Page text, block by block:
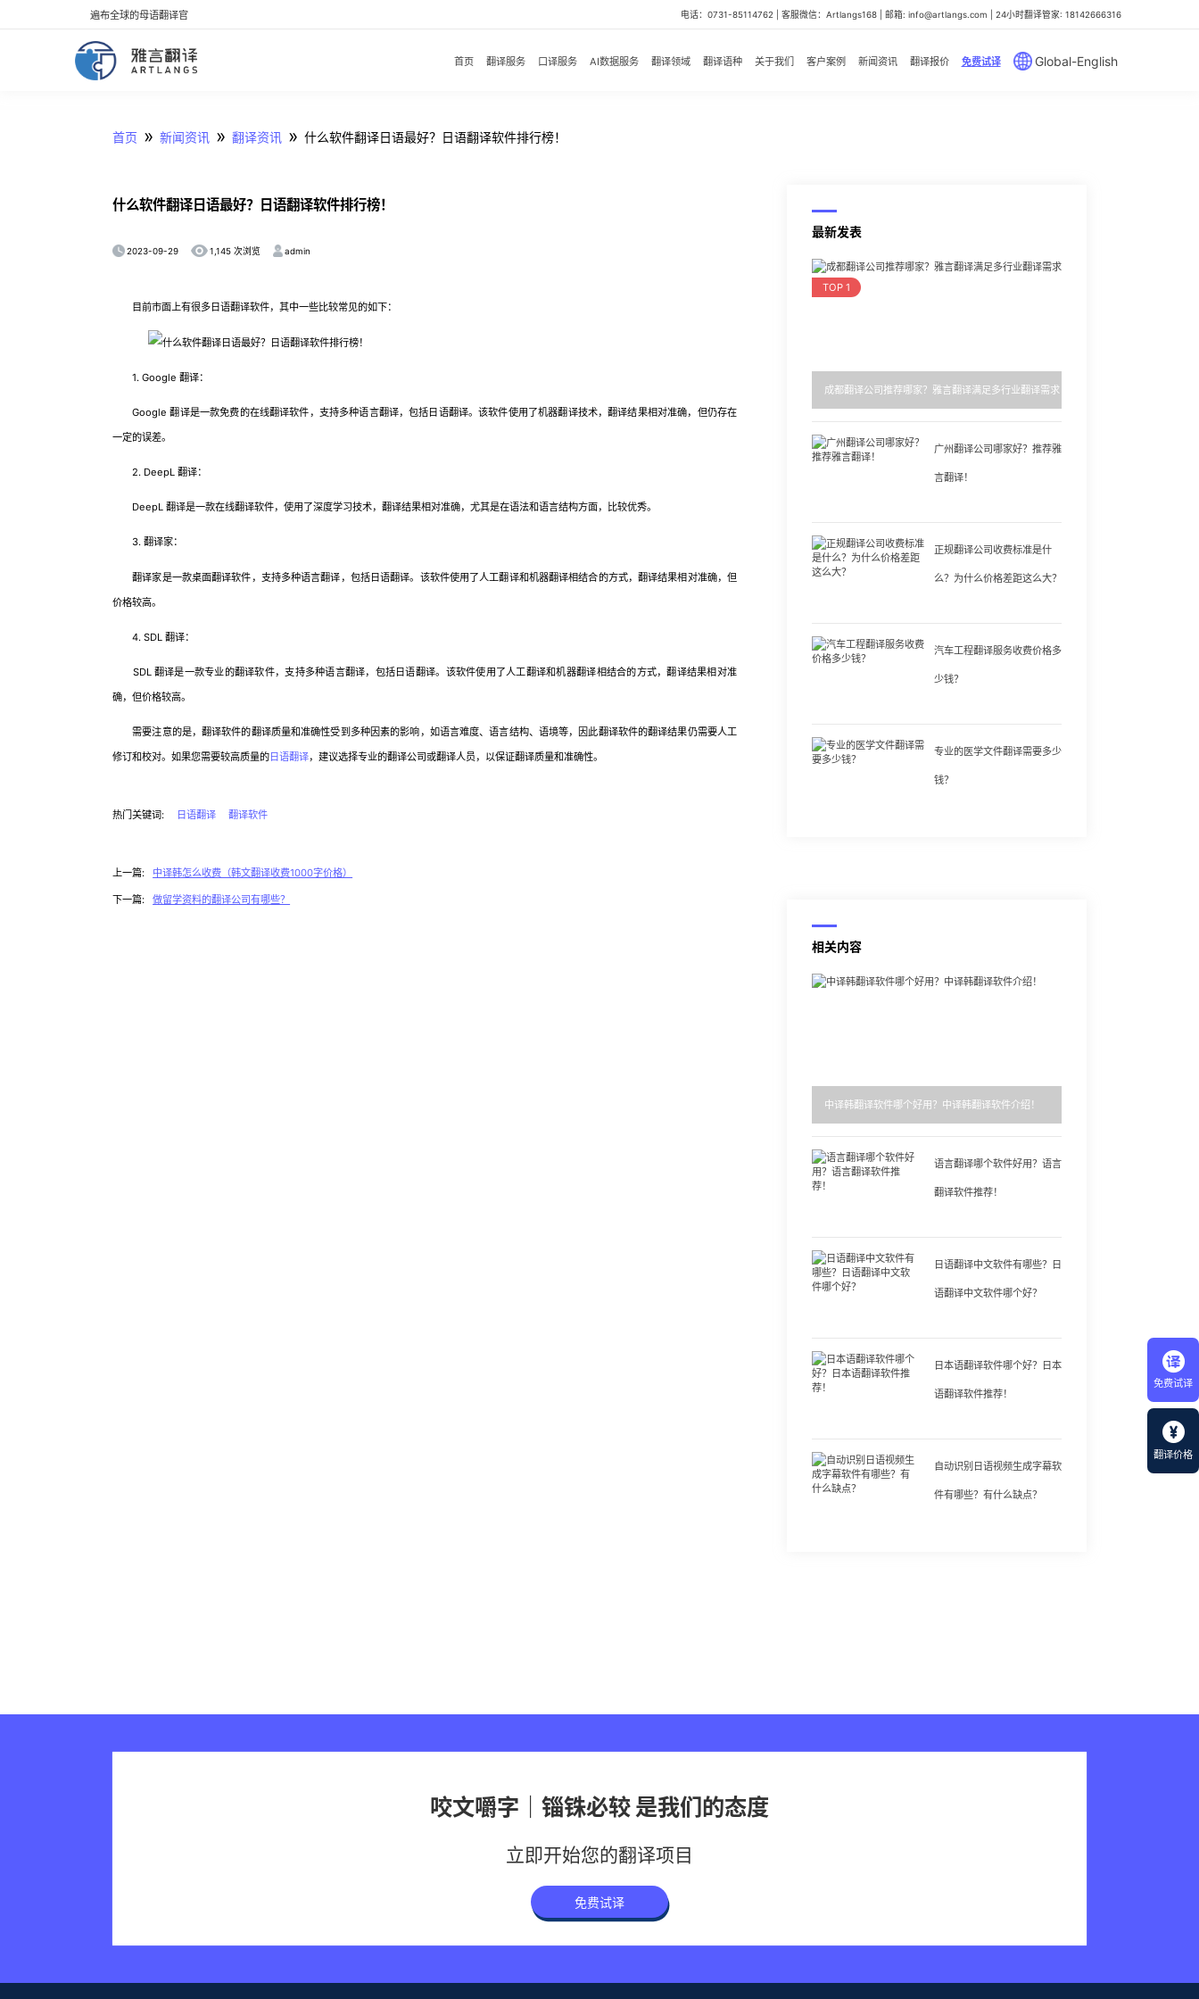
免费试译
翻译价格
遍布全球的母语翻译官 电话：0731-85114762 | 客服微信：Artlangs168 | 邮箱: info@artlangs.com | 24小时翻译管家: 18142666316
首页 翻译服务 口译服务 AI数据服务 翻译领域 翻译语种 关于我们 客户案例 新闻资讯 翻译报价 免费试译 Global-English
首页 » 新闻资讯 » 翻译资讯 » 什么软件翻译日语最好？日语翻译软件排行榜！
什么软件翻译日语最好？日语翻译软件排行榜！
2023-09-29 1,145 次浏览 admin
目前市面上有很多日语翻译软件，其中一些比较常见的如下：
1. Google 翻译：
Google 翻译是一款免费的在线翻译软件，支持多种语言翻译，包括日语翻译。该软件使用了机器翻译技术，翻译结果相对准确，但仍存在
一定的误差。
2. DeepL 翻译：
DeepL 翻译是一款在线翻译软件，使用了深度学习技术，翻译结果相对准确，尤其是在语法和语言结构方面，比较优秀。
3. 翻译家：
翻译家是一款桌面翻译软件，支持多种语言翻译，包括日语翻译。该软件使用了人工翻译和机器翻译相结合的方式，翻译结果相对准确，但
价格较高。
4. SDL 翻译：
SDL 翻译是一款专业的翻译软件，支持多种语言翻译，包括日语翻译。该软件使用了人工翻译和机器翻译相结合的方式，翻译结果相对准
确，但价格较高。
需要注意的是，翻译软件的翻译质量和准确性受到多种因素的影响，如语言难度、语言结构、语境等，因此翻译软件的翻译结果仍需要人工
修订和校对。如果您需要较高质量的日语翻译，建议选择专业的翻译公司或翻译人员，以保证翻译质量和准确性。
热门关键词: 日语翻译 翻译软件
上一篇: 中译韩怎么收费（韩文翻译收费1000字价格）
下一篇: 做留学资料的翻译公司有哪些？
最新发表
TOP 1
成都翻译公司推荐哪家？雅言翻译满足多行业翻译需求
广州翻译公司哪家好？推荐雅
言翻译！
正规翻译公司收费标准是什
么？为什么价格差距这么大？
汽车工程翻译服务收费价格多
少钱？
专业的医学文件翻译需要多少
钱？
相关内容
中译韩翻译软件哪个好用？中译韩翻译软件介绍！
语言翻译哪个软件好用？语言
翻译软件推荐！
日语翻译中文软件有哪些？日
语翻译中文软件哪个好？
日本语翻译软件哪个好？日本
语翻译软件推荐！
自动识别日语视频生成字幕软
件有哪些？有什么缺点？
咬文嚼字｜锱铢必较 是我们的态度
立即开始您的翻译项目
免费试译